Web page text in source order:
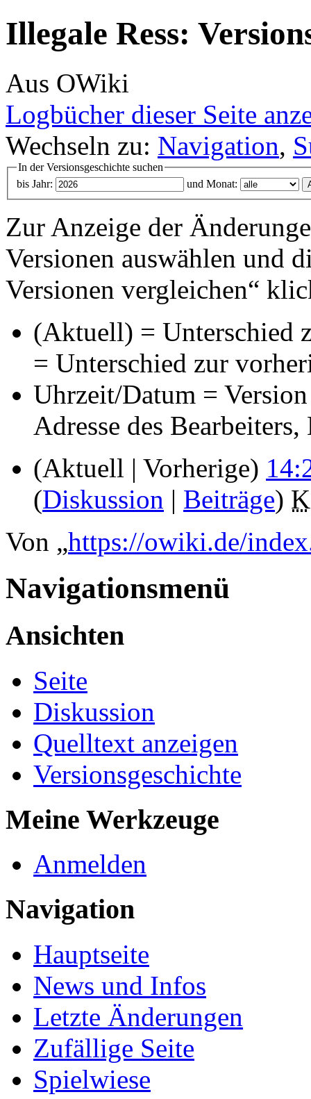
Illegale Ress:
Aus OWiki
Logbücher dieser Seite
Wechseln zu: Navigation,
In der Versionsgeschichte suchen
bis Jahr:
und Monat:
Zur Anzeige der
Versionen auswählen und
Versionen vergleichen“
(Aktuell) = Unterschied
= Unterschied zur
Uhrzeit/Datum =
Adresse des
(Aktuell | Vorherige)
(Diskussion | Beiträge) K
Von „https://owiki.de/
Navigationsmenü
Ansichten
Seite
Diskussion
Quelltext anzeigen
Versionsgeschichte
Meine Werkzeuge
Anmelden
Navigation
Hauptseite
News und Infos
Letzte Änderungen
Zufällige Seite
Spielwiese